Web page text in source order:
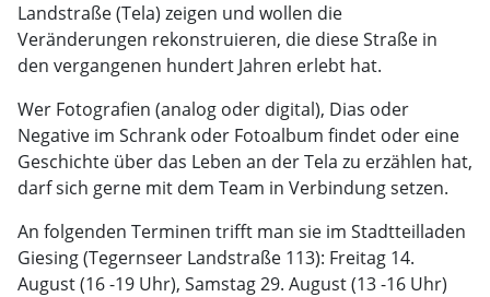
Landstraße (Tela) zeigen und wollen die
Veränderungen rekonstruieren, die diese Straße in
den vergangenen hundert Jahren erlebt hat.
Wer Fotografien (analog oder digital), Dias oder
Negative im Schrank oder Fotoalbum findet oder eine
Geschichte über das Leben an der Tela zu erzählen hat,
darf sich gerne mit dem Team in Verbindung setzen.
An folgenden Terminen trifft man sie im Stadtteilladen
Giesing (Tegernseer Landstraße 113): Freitag 14.
August (16 -19 Uhr), Samstag 29. August (13 -16 Uhr)